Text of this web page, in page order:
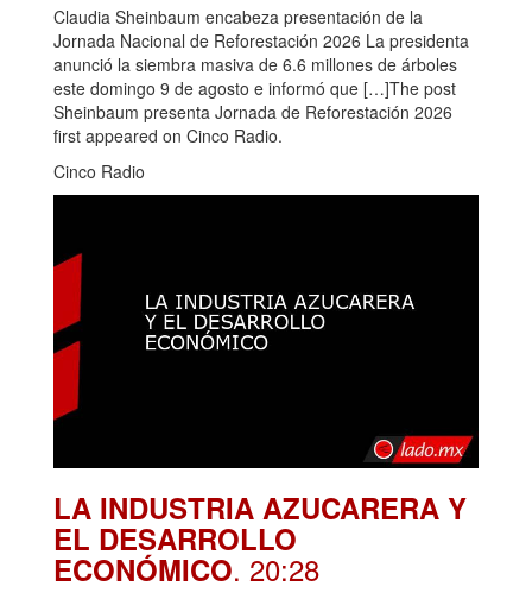
Claudia Sheinbaum encabeza presentación de la
Jornada Nacional de Reforestación 2026 La presidenta
anunció la siembra masiva de 6.6 millones de árboles
este domingo 9 de agosto e informó que […]The post
Sheinbaum presenta Jornada de Reforestación 2026
first appeared on Cinco Radio.
Cinco Radio
LA INDUSTRIA AZUCARERA Y
EL DESARROLLO
ECONÓMICO. 20:28